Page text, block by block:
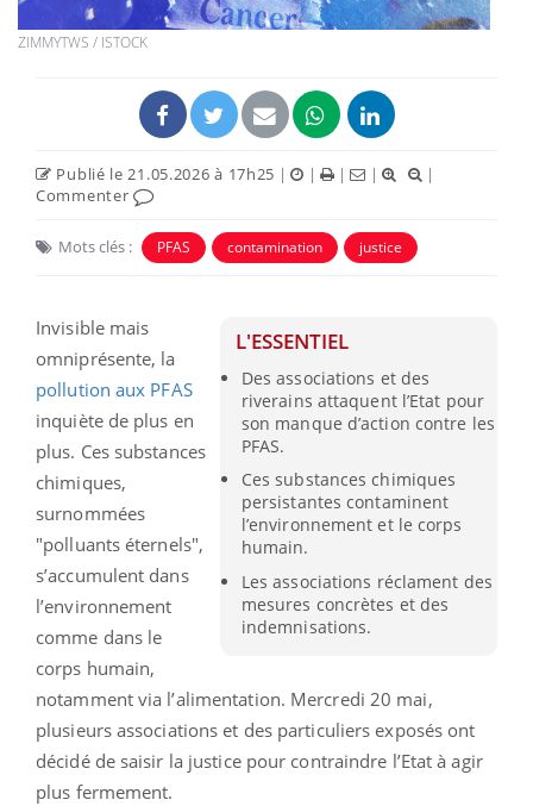
ZIMMYTWS / ISTOCK
Publié le 21.05.2026 à 17h25 | | | |
|
Commenter
Mots clés : PFAS contamination justice
L'ESSENTIEL
Des associations et des
riverains attaquent l’Etat pour
son manque d’action contre les
PFAS.
Ces substances chimiques
persistantes contaminent
l’environnement et le corps
humain.
Les associations réclament des
mesures concrètes et des
indemnisations.
Invisible mais
omniprésente, la
pollution aux PFAS
inquiète de plus en
plus. Ces substances
chimiques,
surnommées
"polluants éternels",
s’accumulent dans
l’environnement
comme dans le
corps humain,
notamment via l’alimentation. Mercredi 20 mai,
plusieurs associations et des particuliers exposés ont
décidé de saisir la justice pour contraindre l’Etat à agir
plus fermement.